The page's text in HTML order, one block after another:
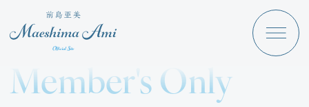
Maeshima Ami Discography
News
Member's Only